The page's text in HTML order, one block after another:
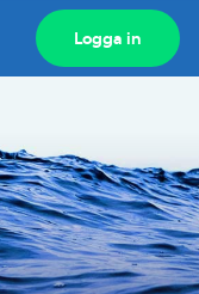
Visa Logga in